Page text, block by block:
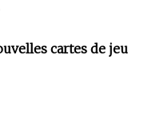
cartes de jeu